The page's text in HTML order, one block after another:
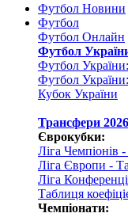
Футбол Новини
Футбол
Футбол Онлайн
Футбол
Футбол
Футбол
Кубок України
Трансфери
Єврокубки:
Ліга Чемпіонів
Ліга Європи -
Ліга
Таблиця
Чемпіонати: